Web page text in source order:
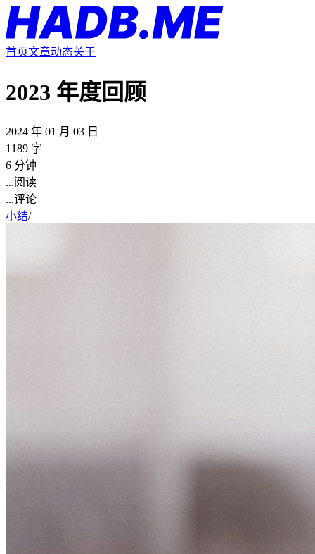
首页文章动态关于
2023 年度回顾
2024 年 01 月 03 日
1189 字
6 分钟
...阅读
...评论
小结/